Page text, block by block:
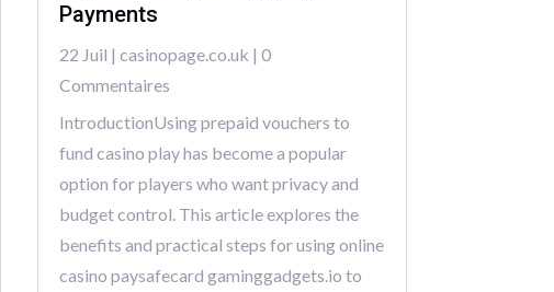
Payments
22 Juil | casinopage.co.uk | 0
Commentaires
IntroductionUsing prepaid vouchers to
fund casino play has become a popular
option for players who want privacy and
budget control. This article explores the
benefits and practical steps for using online
casino paysafecard gaminggadgets.io to